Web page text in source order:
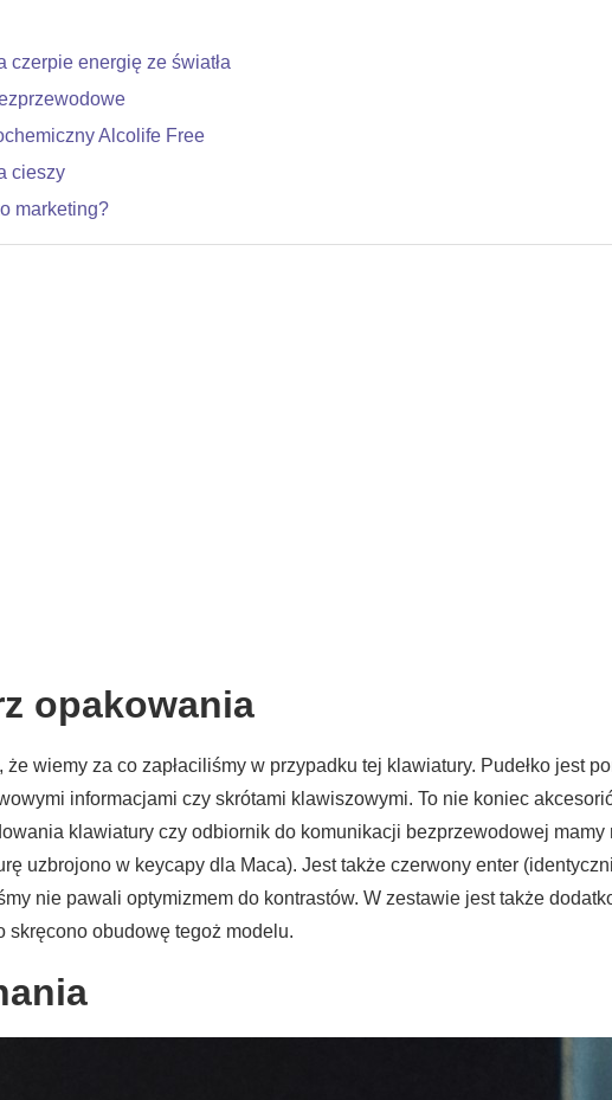
energię ze światła
Alcolife Free
cieszy
marketing?
opakowania
wiemy za co zapłaciliśmy w przypadku tej klawiatury. Pudełko jest
informacjami czy skrótami klawiszowymi. To nie koniec
klawiatury czy odbiornik do komunikacji bezprzewodowej mamy
uzbrojono w keycapy dla Maca). Jest także czerwony enter
nie pawali optymizmem do kontrastów. W zestawie jest także
skręcono obudowę tegoż modelu.